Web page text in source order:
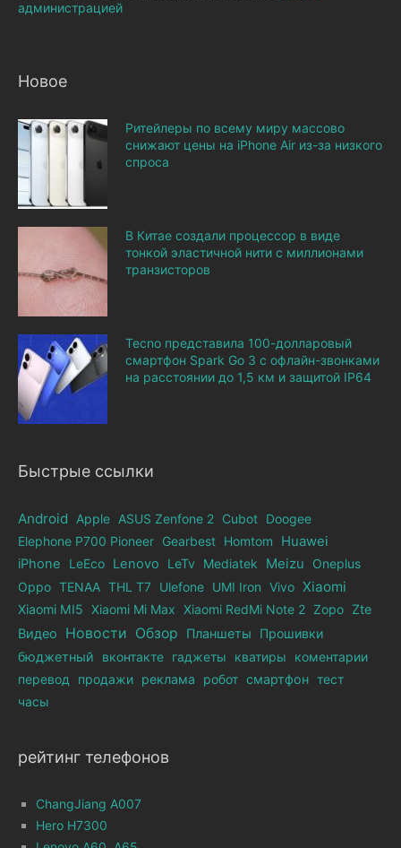
администрацией
Новое
Ритейлеры по всему миру массово
снижают цены на iPhone Air из-за низкого
спроса
В Китае создали процессор в виде
тонкой эластичной нити с миллионами
транзисторов
Tecno представила 100-долларовый
смартфон Spark Go 3 с офлайн-звонками
на расстоянии до 1,5 км и защитой IP64
Быстрые ссылки
Android Apple ASUS Zenfone 2 Cubot Doogee
Elephone Р700 Pioneer Gearbest Homtom
Huawei
iPhone
LeEco Lenovo LeTv Mediatek Meizu
Oneplus
Oppo TENAA THL T7 Ulefone UMI Iron Vivo Xiaomi
Xiaomi MI5 Xiaomi Mi Max Xiaomi RedMi Note 2 Zopo Zte
Видео Новости Обзор Планшеты
Прошивки
бюджетный
вконтакте гаджеты кватиры
коментарии
перевод
продажи реклама робот смартфон тест
часы
рейтинг телефонов
ChangJiang A007
Hero H7300